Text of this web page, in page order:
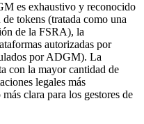
es exhaustivo y reconocido
tokens (tratada como una
de la FSRA), la
autorizadas por
por ADGM). La
con la mayor cantidad de
legales más
clara para los gestores de